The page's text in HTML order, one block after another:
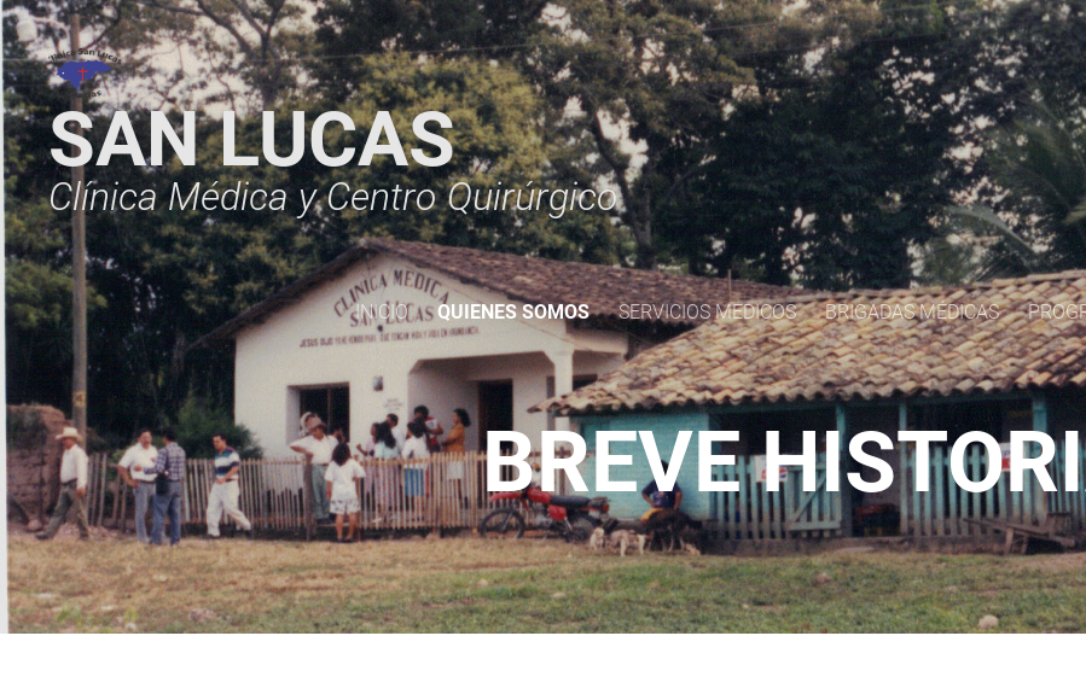
SAN LUCAS
Clínica Médica y Centro Quirúrgico
INICIO QUIENES SOMOS SERVICIOS MEDICOS BRIGADAS MÉDICAS
BREVE